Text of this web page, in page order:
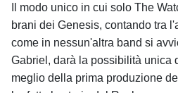
Il modo unico in cui solo The
brani dei Genesis, contando tra
come in nessun'altra band si
Gabriel, darà la possibilità unica
meglio della prima produzione